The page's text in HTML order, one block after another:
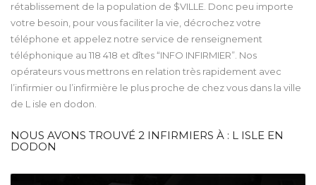
rétablissement de la population de $VILLE. Donc peu importe
votre besoin, pour vous faciliter la vie, décrochez votre
téléphone et appelez notre service de renseignement
téléphonique au 118 418 et dîtes “INFO INFIRMIER”. Nos
opérateurs vous mettrons en relation très rapidement avec
l’infirmier ou l’infirmière le plus proche de chez vous dans la ville
de L isle en dodon.
NOUS AVONS TROUVÉ 2 INFIRMIERS À : L ISLE EN
DODON